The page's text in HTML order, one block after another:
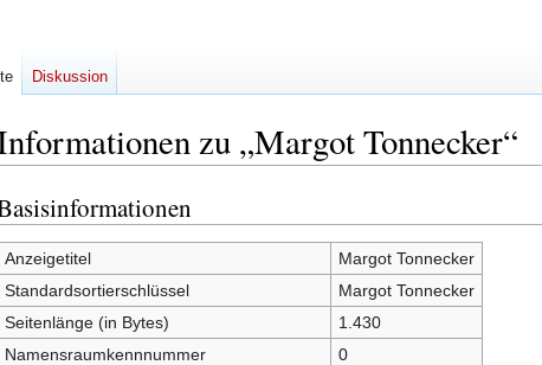
zu „Margot Tonnecker“
springen
springen
Anzeigetitel
Margot Tonnecker
Standardsortierschlüssel
Margot Tonnecker
Seitenlänge (in Bytes)
1.430
Namensraumkennnummer
0
Diskussion